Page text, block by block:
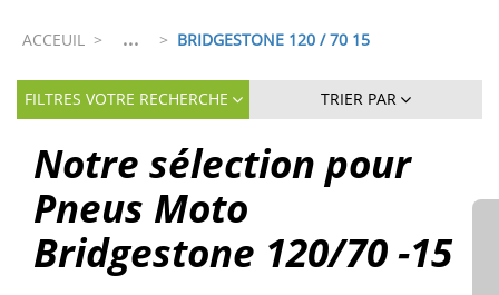
ACCEUIL > ... > BRIDGESTONE 120 / 70 15
FILTRES VOTRE RECHERCHE TRIER PAR
Notre sélection pour
Pneus Moto
Bridgestone 120/70 -15